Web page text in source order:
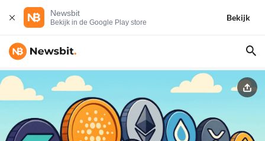
Newsbit
Bekijk in de Google Play store
Bekijk